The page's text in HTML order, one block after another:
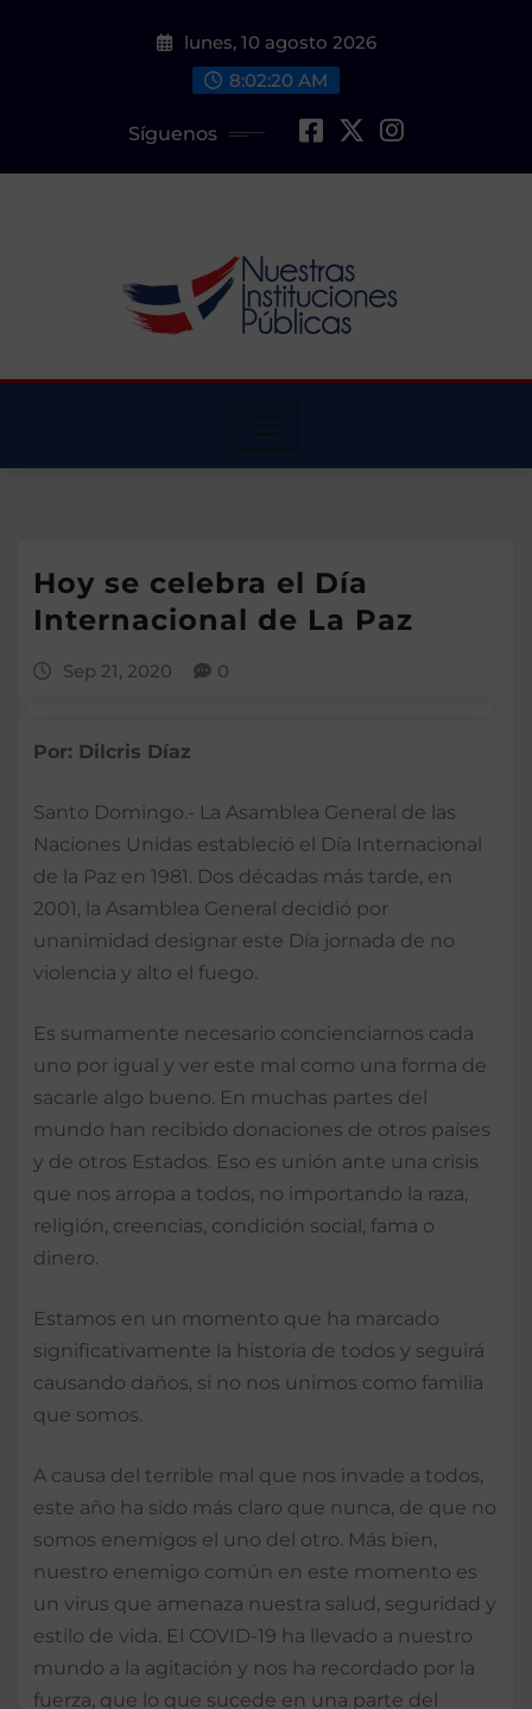
lunes, 10 agosto 2026
8:02:22 AM
Síguenos
Hoy se celebra el Día
Internacional de La Paz
Sep 21, 2020 0
Por: Dilcris Díaz
Santo Domingo.- La Asamblea General de las
Naciones Unidas estableció el Día Internacional
de la Paz en 1981. Dos décadas más tarde, en
2001, la Asamblea General decidió por
unanimidad designar este Día jornada de no
violencia y alto el fuego.
Es sumamente necesario concienciarnos cada
uno por igual y ver este mal como una forma de
sacarle algo bueno. En muchas partes del
mundo han recibido donaciones de otros países
y de otros Estados. Eso es unión ante una crisis
que nos arropa a todos, no importando la raza,
religión, creencias, condición social, fama o
dinero.
Estamos en un momento que ha marcado
significativamente la historia de todos y seguirá
causando daños, si no nos unimos como familia
que somos.
A causa del terrible mal que nos invade a todos,
este año ha sido más claro que nunca, de que no
somos enemigos el uno del otro. Más bien,
nuestro enemigo común en este momento es
un virus que amenaza nuestra salud, seguridad y
estilo de vida. El COVID-19 ha llevado a nuestro
mundo a la agitación y nos ha recordado por la
fuerza, que lo que sucede en una parte del